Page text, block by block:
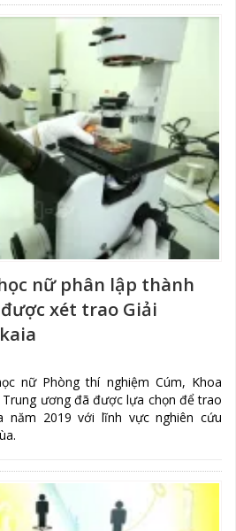
nữ phân lập thành
được xét trao Giải
nữ Phòng thí nghiệm Cúm, Khoa
Trung ương đã được lựa chọn để trao
năm 2019 với lĩnh vực nghiên cứu